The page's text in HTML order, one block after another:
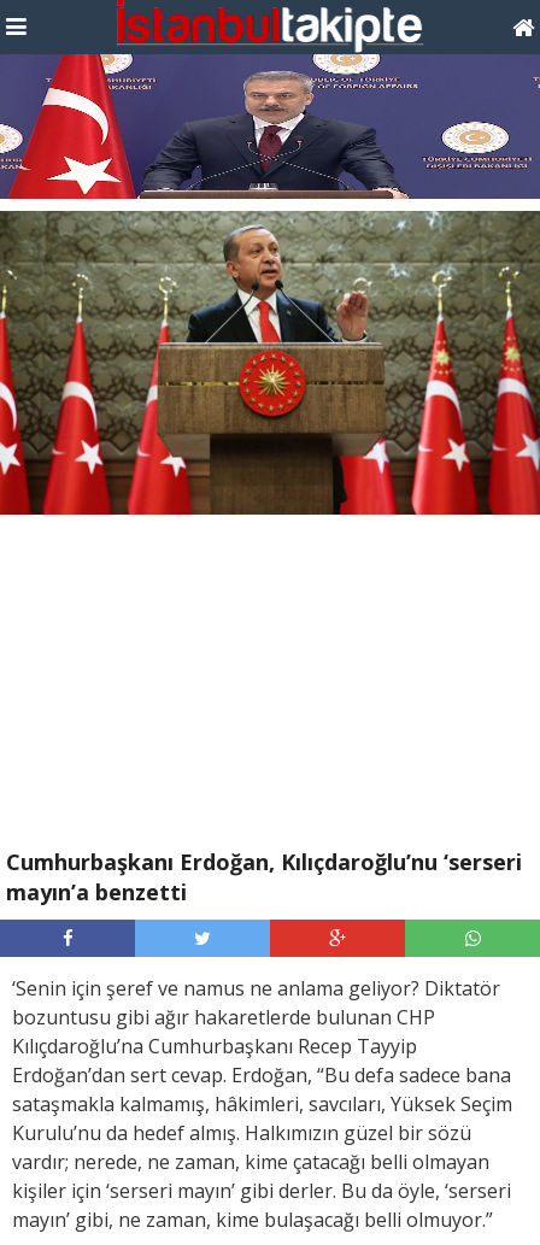
Cumhurbaşkanı Erdoğan, Kılıçdaroğlu’nu ‘serseri
mayın’a benzetti
‘Senin için şeref ve namus ne anlama geliyor? Diktatör
bozuntusu gibi ağır hakaretlerde bulunan CHP
Kılıçdaroğlu’na Cumhurbaşkanı Recep Tayyip
Erdoğan’dan sert cevap. Erdoğan, “Bu defa sadece bana
sataşmakla kalmamış, hâkimleri, savcıları, Yüksek Seçim
Kurulu’nu da hedef almış. Halkımızın güzel bir sözü
vardır; nerede, ne zaman, kime çatacağı belli olmayan
kişiler için ‘serseri mayın’ gibi derler. Bu da öyle, ‘serseri
mayın’ gibi, ne zaman, kime bulaşacağı belli olmuyor.”